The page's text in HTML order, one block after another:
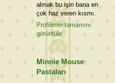
almak bu işin bana en
çok haz veren kısmı.
Profilimin tamamını
görüntüle
Minnie Mouse
Pastaları